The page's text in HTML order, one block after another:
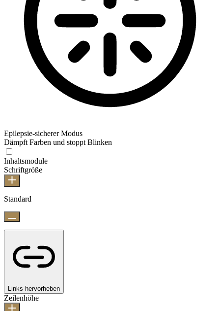
Epilepsie-sicherer Modus
Dämpft Farben und stoppt Blinken
Inhaltsmodule
Schriftgröße
Standard
Links hervorheben
Zeilenhöhe